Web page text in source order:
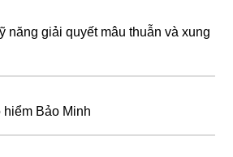
năng giải quyết mâu thuẫn và xung
hiểm Bảo Minh